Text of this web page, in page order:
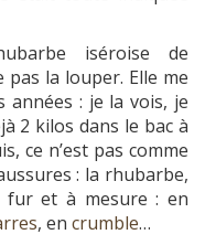
iséroise de
pas la louper. Elle me
: je la vois, je
2 kilos dans le bac à
ce n’est pas comme
: la rhubarbe,
fur et à mesure : en
, en crumble…